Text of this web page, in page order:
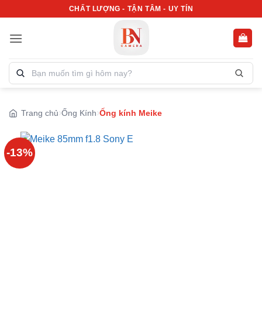
nội
CHẤT LƯỢNG - TẬN TÂM - UY TÍN
Tìm
kiếm
phẩm:
Trang chủ Ống Kính Ống kính Meike
-13%